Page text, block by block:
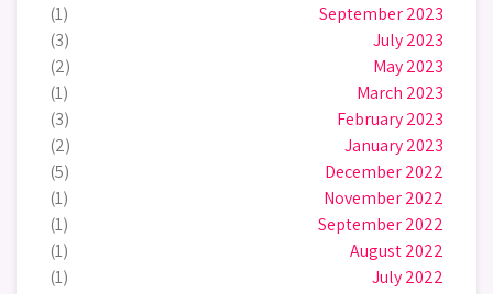
September 2023
(1)
July 2023
(3)
May 2023
(2)
March 2023
(1)
February 2023
(3)
January 2023
(2)
December 2022
(5)
November 2022
(1)
September 2022
(1)
August 2022
(1)
July 2022
(1)